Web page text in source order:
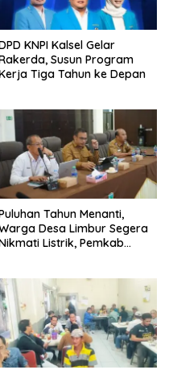
KNPI Kalsel Gelar
Susun Program
Tiga Tahun ke Depan
Tahun Menanti,
Desa Limbur Segera
Listrik, Pemkab